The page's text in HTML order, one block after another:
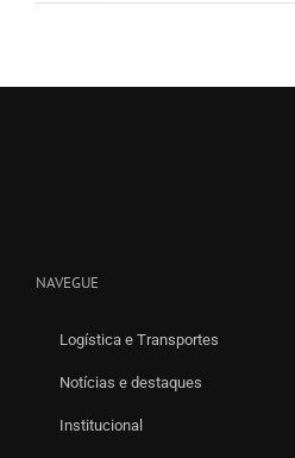
NAVEGUE
Logística e Transportes
Notícias e destaques
Institucional